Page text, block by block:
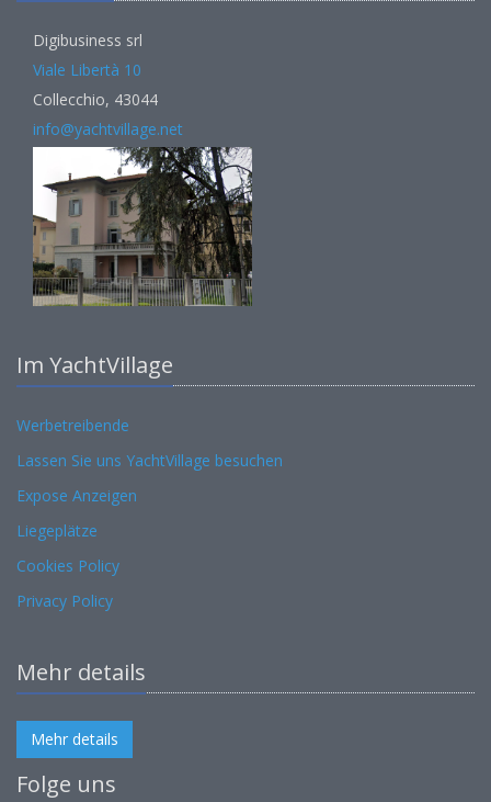
Digibusiness srl
Viale Libertà 10
Collecchio, 43044
info@yachtvillage.net
Im YachtVillage
Werbetreibende
Lassen Sie uns YachtVillage besuchen
Expose Anzeigen
Liegeplätze
Cookies Policy
Privacy Policy
Mehr details
Mehr details
Folge uns